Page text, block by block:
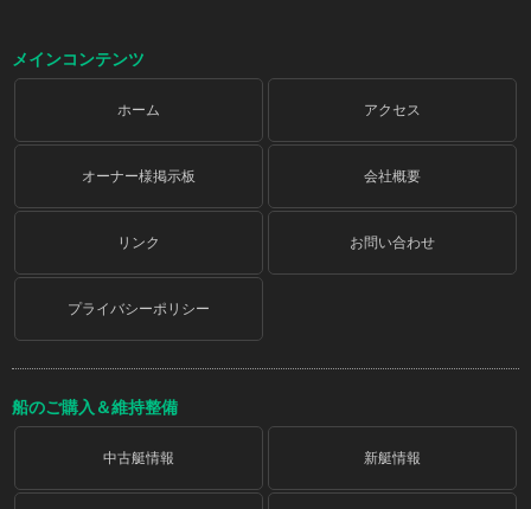
メインコンテンツ
ホーム アクセス
オーナー様掲示板 会社概要
リンク お問い合わせ
プライバシーポリシー
船のご購入＆維持整備
中古艇情報 新艇情報